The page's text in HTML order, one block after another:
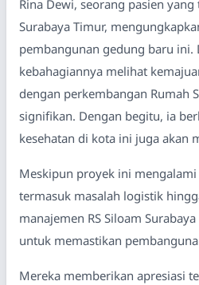
Rina Dewi, seorang pasien
Surabaya Timur,
pembangunan gedung baru ini.
kebahagiannya melihat
dengan perkembangan Rumah
signifikan. Dengan begitu, ia
kesehatan di kota ini juga akan
Meskipun proyek ini
termasuk masalah logistik
manajemen RS Siloam
untuk memastikan
Mereka memberikan apresiasi